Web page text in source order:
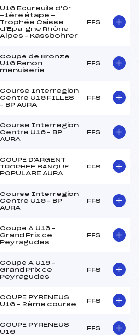
U16 Ecureuils d'Or
-1ère étape -
Trophée Caisse
d'Epargne Rhône
Alpes – Kassbohrer
FFS
Coupe de Bronze
U16 Renon
menuiserie
FFS
Course Interregion
Centre U16 FILLES
– BP AURA
FFS
Course Interregion
Centre U16 – BP
AURA
FFS
COUPE D'ARGENT
TROPHEE BANQUE
POPULARE AURA
FFS
Course Interregion
Centre U16 – BP
AURA
FFS
Coupe A U16 –
Grand Prix de
Peyragudes
FFS
Coupe A U16 –
Grand Prix de
Peyragudes
FFS
COUPE PYRENEUS
U16 – 2ème course
FFS
COUPE PYRENEUS
U16
FFS